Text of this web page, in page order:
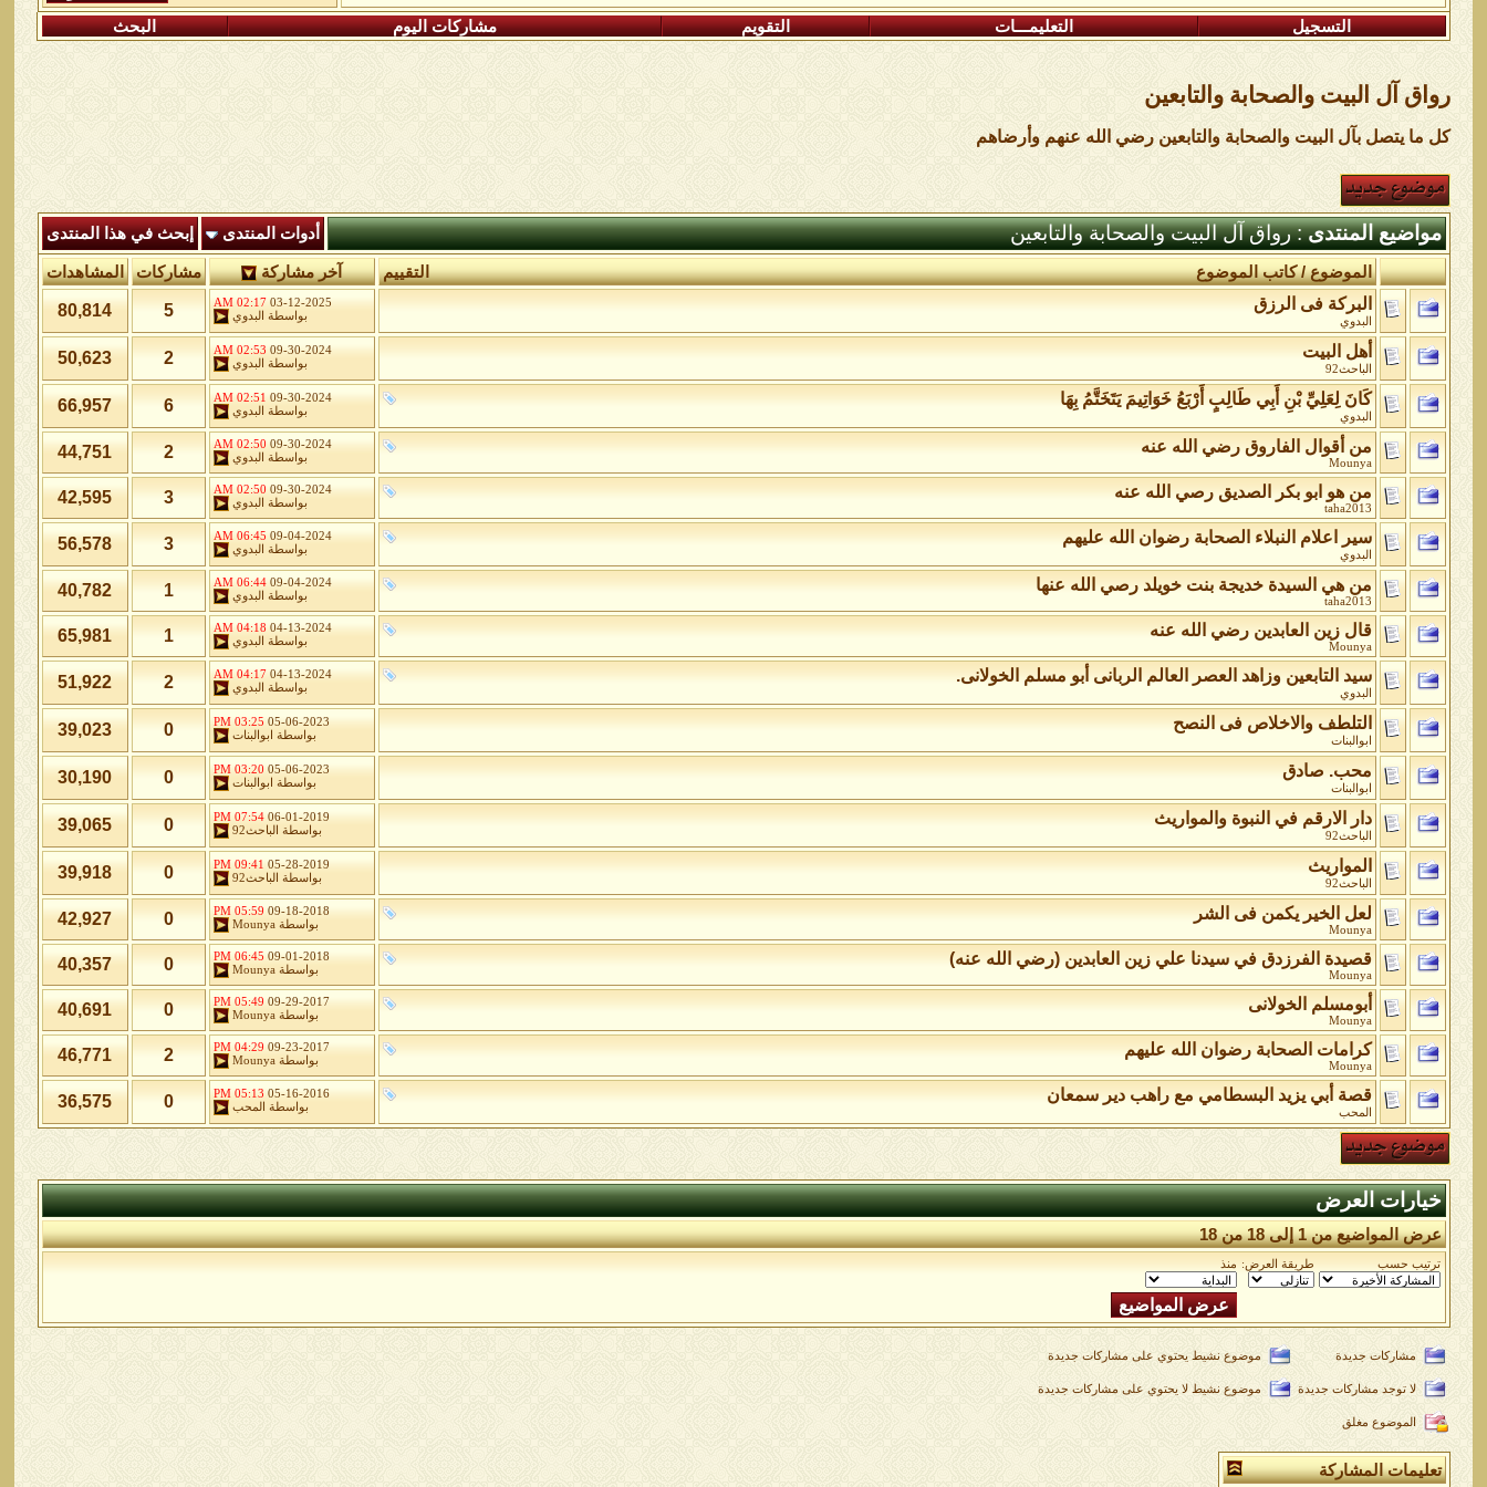
التسجيل التعليمـــات التقويم مشاركات اليوم البحث
رواق آل البيت والصحابة والتابعين
كل ما يتصل بآل البيت والصحابة والتابعين رضي الله عنهم وأرضاهم
مواضيع المنتدى: رواق آل البيت والصحابة والتابعين أدوات المنتدى إبحث في هذا المنتدى
التقييم الموضوع/كاتب الموضوع آخر مشاركة مشاركات المشاهدات
البركة فى الرزق
البدوي
03-12-2025
02:17 AM
بواسطة
البدوي 5
80,814
أهل البيت
الباحث92
09-30-2024
02:53 AM
بواسطة
البدوي 2
50,623
كَانَ لِعَلِيِّ بْنِ أَبِي طَالِبٍ أَرْبَعُ خَوَاتِيمَ يَتَخَتَّمُ بِهَا
البدوي
09-30-2024
02:51 AM
بواسطة
البدوي 6
66,957
من أقوال الفاروق رضي الله عنه
Mounya
09-30-2024
02:50 AM
بواسطة
البدوي 2
44,751
من هو ابو بكر الصديق رصي الله عنه
taha2013
09-30-2024
02:50 AM
بواسطة
البدوي 3
42,595
سير اعلام النبلاء الصحابة رضوان الله عليهم
البدوي
09-04-2024
06:45 AM
بواسطة
البدوي 3
56,578
من هي السيدة خديجة بنت خويلد رصي الله عنها
taha2013
09-04-2024
06:44 AM
بواسطة
البدوي 1
40,782
قال زين العابدين رضي الله عنه
Mounya
04-13-2024
04:18 AM
بواسطة
البدوي 1
65,981
سيد التابعين وزاهد العصر العالم الربانى أبو مسلم الخولانى.
البدوي
04-13-2024
04:17 AM
بواسطة
البدوي 2
51,922
التلطف والاخلاص فى النصح
ابوالبنات
05-06-2023
03:25 PM
بواسطة
ابوالبنات 0
39,023
محب. صادق
ابوالبنات
05-06-2023
03:20 PM
بواسطة
ابوالبنات 0
30,190
دار الارقم في النبوة والمواريث
الباحث92
06-01-2019
07:54 PM
بواسطة
الباحث92 0
39,065
المواريث
الباحث92
05-28-2019
09:41 PM
بواسطة
الباحث92 0
39,918
لعل الخير يكمن فى الشر
Mounya
09-18-2018
05:59 PM
بواسطة Mounya
0
42,927
قصيدة الفرزدق في سيدنا علي زين العابدين (رضي الله عنه)
Mounya
09-01-2018
06:45 PM
بواسطة Mounya
0
40,357
أبومسلم الخولانى
Mounya
09-29-2017
05:49 PM
بواسطة Mounya
0
40,691
كرامات الصحابة رضوان الله عليهم
Mounya
09-23-2017
04:29 PM
بواسطة Mounya
2
46,771
قصة أبي يزيد البسطامي مع راهب دير سمعان
المحب
05-16-2016
05:13 PM
بواسطة
المحب 0
36,575
خيارات العرض
عرض المواضيع من 1 إلى 18 من 18
ترتيب حسب طريقة العرض: منذ
مشاركات جديدة موضوع نشيط يحتوي على مشاركات جديدة
لا توجد مشاركات جديدة موضوع نشيط لا يحتوي على مشاركات جديدة
الموضوع مغلق
تعليمات المشاركة